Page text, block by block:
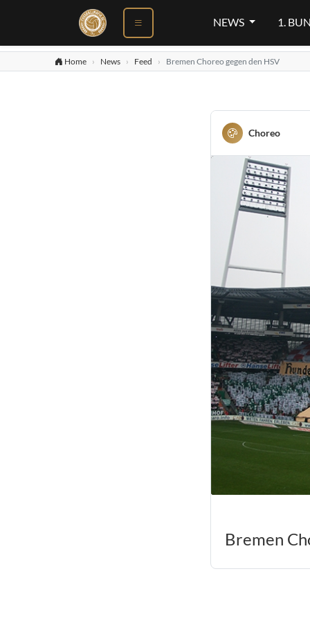
NEWS 1.
Home News Feed Bremen Choreo gegen den HSV
Choreo
Bremen